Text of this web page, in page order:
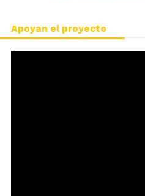
Apoyan el proyecto